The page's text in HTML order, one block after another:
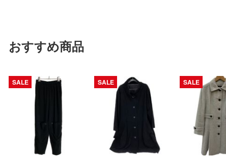
おすすめ商品
SALE SALE SALE